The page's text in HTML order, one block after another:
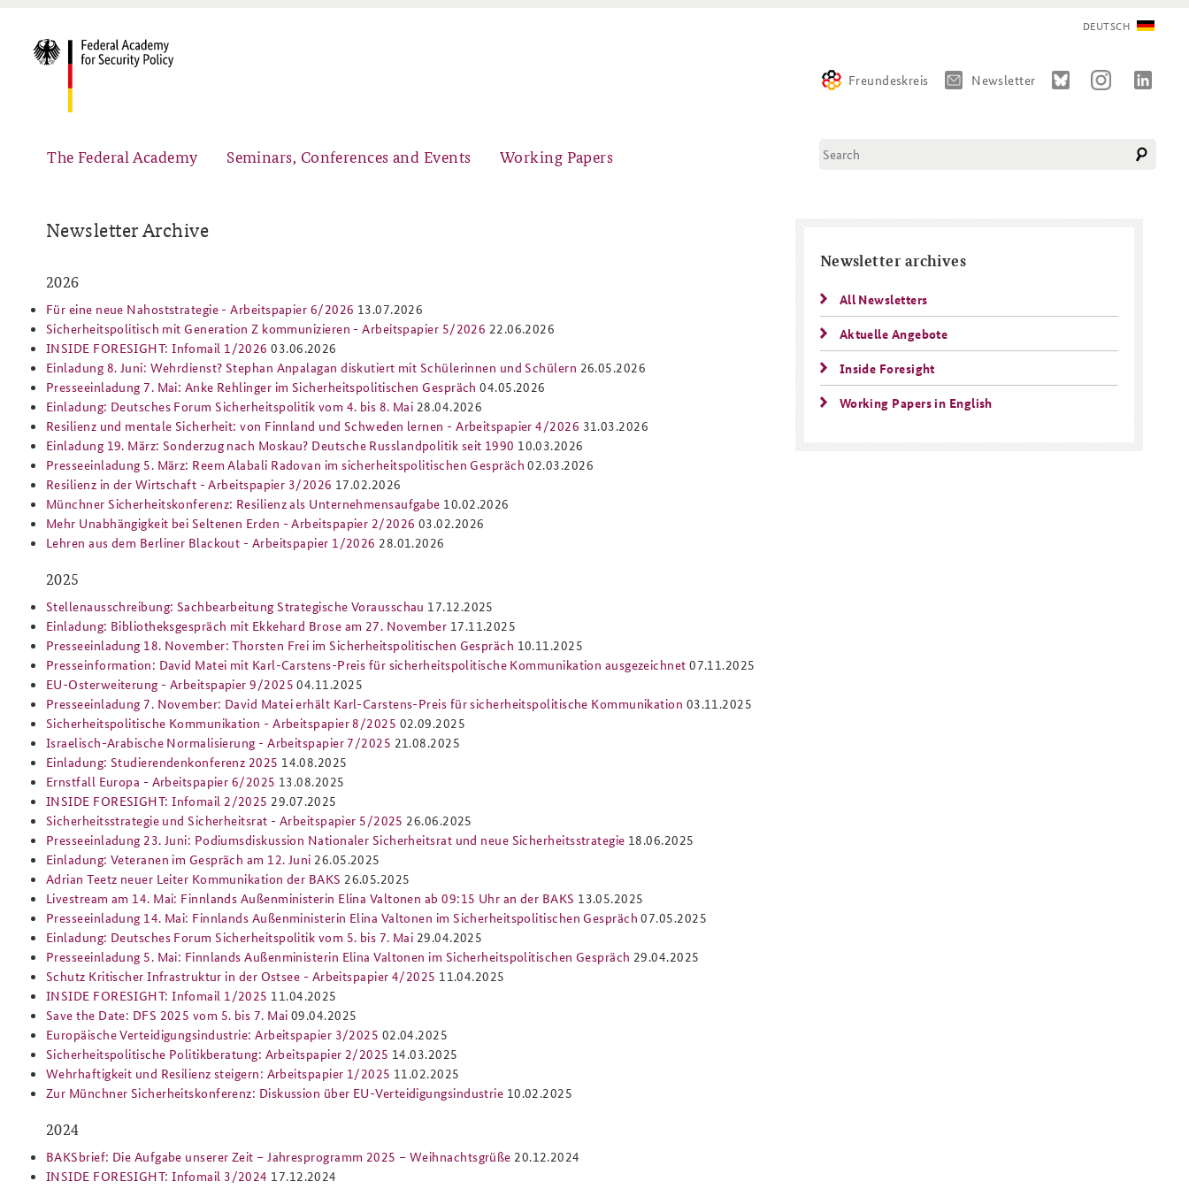
DEUTSCH
Freundeskreis Newsletter
Search form
Diese Website durchsuchen
The Federal Academy
Advisory Board
Partners Young Leaders in Security Policy Directions
Seminars, Conferences and Events
Security Policy Course for Senior Officials
Public Events Further Events
Working Papers
Newsletter Archive
2026
Für eine neue Nahoststrategie - Arbeitspapier 6/2026 13.07.2026
Sicherheitspolitisch mit Generation Z kommunizieren - Arbeitspapier 5/2026 22.06.2026
INSIDE FORESIGHT: Infomail 1/2026 03.06.2026
Einladung 8. Juni: Wehrdienst? Stephan Anpalagan diskutiert mit Schülerinnen und Schülern 26.05.2026
Presseeinladung 7. Mai: Anke Rehlinger im Sicherheitspolitischen Gespräch 04.05.2026
Einladung: Deutsches Forum Sicherheitspolitik vom 4. bis 8. Mai 28.04.2026
Resilienz und mentale Sicherheit: von Finnland und Schweden lernen - Arbeitspapier 4/2026 31.03.2026
Einladung 19. März: Sonderzug nach Moskau? Deutsche Russlandpolitik seit 1990 10.03.2026
Presseeinladung 5. März: Reem Alabali Radovan im sicherheitspolitischen Gespräch 02.03.2026
Resilienz in der Wirtschaft - Arbeitspapier 3/2026 17.02.2026
Münchner Sicherheitskonferenz: Resilienz als Unternehmensaufgabe 10.02.2026
Mehr Unabhängigkeit bei Seltenen Erden - Arbeitspapier 2/2026 03.02.2026
Lehren aus dem Berliner Blackout - Arbeitspapier 1/2026 28.01.2026
2025
Stellenausschreibung: Sachbearbeitung Strategische Vorausschau 17.12.2025
Einladung: Bibliotheksgespräch mit Ekkehard Brose am 27. November 17.11.2025
Presseeinladung 18. November: Thorsten Frei im Sicherheitspolitischen Gespräch 10.11.2025
Presseinformation: David Matei mit Karl-Carstens-Preis für sicherheitspolitische Kommunikation ausgezeichnet 07.11.2025
EU-Osterweiterung - Arbeitspapier 9/2025 04.11.2025
Presseeinladung 7. November: David Matei erhält Karl-Carstens-Preis für sicherheitspolitische Kommunikation 03.11.2025
Sicherheitspolitische Kommunikation - Arbeitspapier 8/2025 02.09.2025
Israelisch-Arabische Normalisierung - Arbeitspapier 7/2025 21.08.2025
Einladung: Studierendenkonferenz 2025 14.08.2025
Ernstfall Europa - Arbeitspapier 6/2025 13.08.2025
INSIDE FORESIGHT: Infomail 2/2025 29.07.2025
Sicherheitsstrategie und Sicherheitsrat - Arbeitspapier 5/2025 26.06.2025
Presseeinladung 23. Juni: Podiumsdiskussion Nationaler Sicherheitsrat und neue Sicherheitsstrategie 18.06.2025
Einladung: Veteranen im Gespräch am 12. Juni 26.05.2025
Adrian Teetz neuer Leiter Kommunikation der BAKS 26.05.2025
Livestream am 14. Mai: Finnlands Außenministerin Elina Valtonen ab 09:15 Uhr an der BAKS 13.05.2025
Presseeinladung 14. Mai: Finnlands Außenministerin Elina Valtonen im Sicherheitspolitischen Gespräch 07.05.2025
Einladung: Deutsches Forum Sicherheitspolitik vom 5. bis 7. Mai 29.04.2025
Presseeinladung 5. Mai: Finnlands Außenministerin Elina Valtonen im Sicherheitspolitischen Gespräch 29.04.2025
Schutz Kritischer Infrastruktur in der Ostsee - Arbeitspapier 4/2025 11.04.2025
INSIDE FORESIGHT: Infomail 1/2025 11.04.2025
Save the Date: DFS 2025 vom 5. bis 7. Mai 09.04.2025
Europäische Verteidigungsindustrie: Arbeitspapier 3/2025 02.04.2025
Sicherheitspolitische Politikberatung: Arbeitspapier 2/2025 14.03.2025
Wehrhaftigkeit und Resilienz steigern: Arbeitspapier 1/2025 11.02.2025
Zur Münchner Sicherheitskonferenz: Diskussion über EU-Verteidigungsindustrie 10.02.2025
2024
BAKSbrief: Die Aufgabe unserer Zeit – Jahresprogramm 2025 – Weihnachtsgrüße 20.12.2024
INSIDE FORESIGHT: Infomail 3/2024 17.12.2024
Newsletter archives
All Newsletters
Aktuelle Angebote
Inside Foresight
Working Papers in English